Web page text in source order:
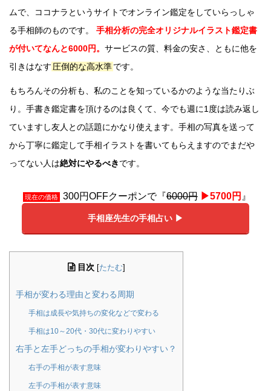
ムで、ココナラというサイトでオンライン鑑定をしていらっしゃ
る手相師のものです。 手相分析の完全オリジナルイラスト鑑定書
が付いてなんと6000円。 サービスの質、料金の安さ、ともに他を
引きはなす 圧倒的な高水準です。
もちろんその分析も、私のことを知っているかのような当たりぶ
り。手書き鑑定書を頂けるのは良くて、今でも週に1度は読み返し
ていますし友人との話題にかなり使えます。手相の写真を送って
から丁寧に鑑定して手相イラストを書いてもらえますのでまだや
ってない人は絶対にやるべきです。
現在の価格 300円OFFクーポンで『6000円 ▶︎5700円 』
手相座先生の手相占い ▶︎
目次 [たたむ]
手相が変わる理由と変わる周期
手相は成長や気持ちの変化などで変わる
手相は10～20代・30代に変わりやすい
右手と左手どっちの手相が変わりやすい？
右手の手相が表す意味
左手の手相が表す意味